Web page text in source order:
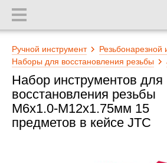
Ручной инструмент
Резьбонарезной
Наборы для восстановления резьбы
Набор инструментов для
восстановления резьбы
М6х1.0-М12х1.75мм 15
предметов в кейсе JTC